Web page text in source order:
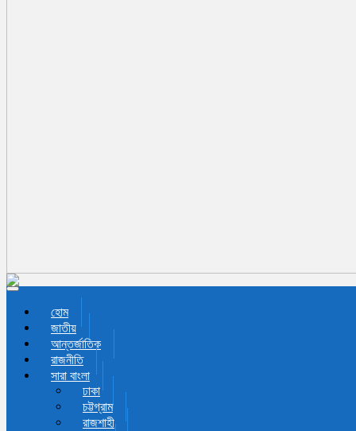
Toggle navigation
হোম
জাতীয়
আন্তর্জাতিক
রাজনীতি
সারা বাংলা
ঢাকা
চট্টগ্রাম
রাজশাহী